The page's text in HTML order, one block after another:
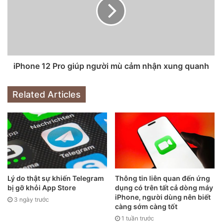
Nhưng cuộc vui chỉ thực sự bắt đầu Hugh tháo phần bo
mạch chủ của chiếc iPhone 12 màu xanh và gắn nó vào
chiếc màu đỏ và ngược lại. Vấn đề đầu tiên xuất hiện, chiếc
iPhone 12 đã nằm bất động không chịu lên nguồn, mãi cho
đến khi được cắm sạc.
iTVC from Admicro
Ngay sau khi máy được khởi động, anh chàng nhanh chóng
iPhone 12 Pro giúp người mù cảm nhận xung quanh
Related Articles
Lý do thật sự khiến Telegram
bị gỡ khỏi App Store
3 ngày trước
Thông tin liên quan đến ứng
dụng có trên tất cả dòng máy
iPhone, người dùng nên biết
càng sớm càng tốt
1 tuần trước